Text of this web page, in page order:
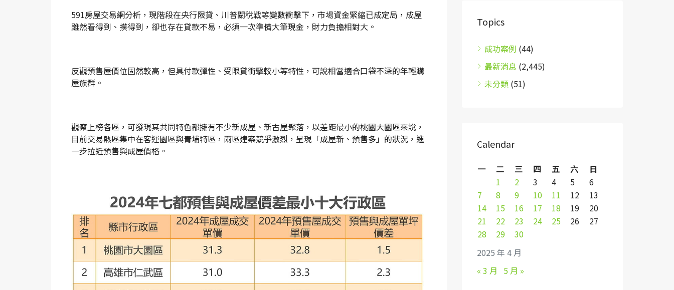
591房屋交易網分析，現階段在央行限貸、川普關稅戰等變數衝擊下，市場資金緊縮已成定局，成屋
雖然看得到、摸得到，卻也存在貸款不易，必須一次準備大筆現金，財力負擔相對大。
反觀預售屋價位固然較高，但具付款彈性、受限貸衝擊較小等特性，可說相當適合口袋不深的年輕購
屋族群。
觀察上榜各區，可發現其共同特色都擁有不少新成屋、新古屋聚落，以差距最小的桃園大園區來說，
目前交易熱區集中在客運園區與青埔特區，兩區建案競爭激烈，呈現「成屋新、預售多」的狀況，進
一步拉近預售與成屋價格。
Topics
成功案例 (44)
最新消息 (2,445)
未分類 (51)
Calendar
2025 年 4 月
一 二 三 四 五 六
日
1
2 3 4 5
6
7
8 9 10 11 12
13
14
15 16 17 18 19
20
21
22 23 24 25 26
27
28
29 30
« 3 月 5 月 »